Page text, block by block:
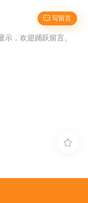
 写留言
，欢迎踊跃留言。
